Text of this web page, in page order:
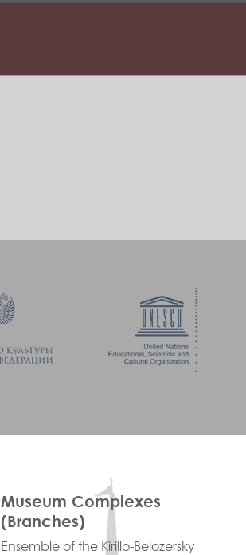
ПРАВОЕ
МЕНЮ
ФУТЕР
Museum Complexes
(Branches)
Ensemble of the Kirillo-Belozersky